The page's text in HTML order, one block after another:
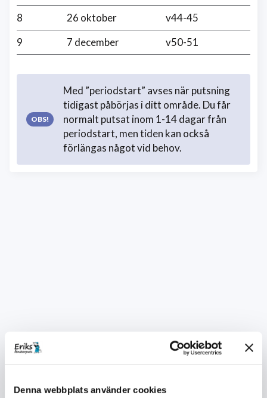
Denna webbplats använder cookies
8
26 oktober
v44-45
9
7 december v50-51
Med ”periodstart” avses när putsning
tidigast påbörjas i ditt område. Du får
normalt putsat inom 1-14 dagar från
periodstart, men tiden kan också
förlängas något vid behov.